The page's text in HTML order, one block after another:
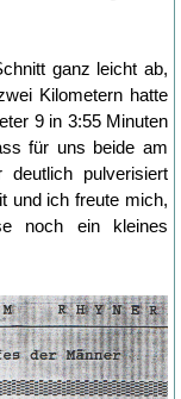
ganz leicht ab,
Kilometern hatte
9 in 3:55 Minuten
für uns beide am
pulverisiert
und ich freute mich,
noch ein kleines